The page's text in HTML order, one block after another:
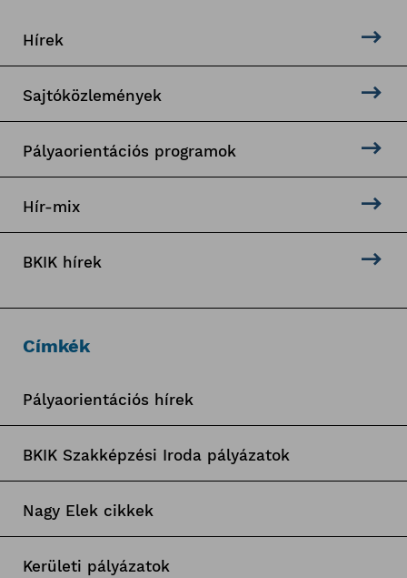
Hírek
Sajtóközlemények
Pályaorientációs programok
Hír-mix
BKIK hírek
Címkék
Pályaorientációs hírek
BKIK Szakképzési Iroda pályázatok
Nagy Elek cikkek
Kerületi pályázatok